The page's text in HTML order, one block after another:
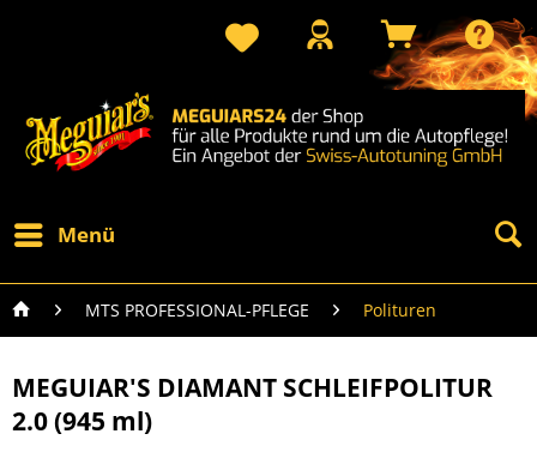
Menü
MTS PROFESSIONAL-PFLEGE Polituren
MEGUIAR'S DIAMANT SCHLEIFPOLITUR
2.0 (945 ml)